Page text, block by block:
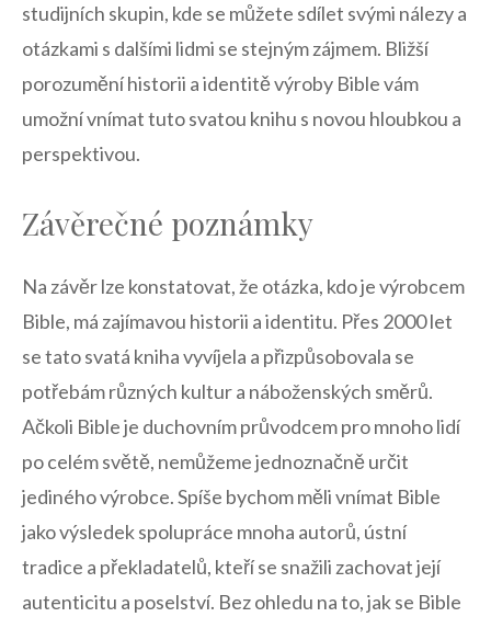
studijních skupin, kde se můžete sdílet svými nálezy‍ a⁤
otázkami s dalšími lidmi se stejným zájmem. Bližší
porozumění ​historii a identitě ⁣výroby Bible vám
umožní vnímat tuto svatou knihu s ⁣novou ⁣hloubkou a
perspektivou.
Závěrečné poznámky
Na závěr lze konstatovat, že otázka, ​kdo je výrobcem
Bible, má zajímavou historii a identitu. Přes 2000 let
se ⁣tato svatá kniha vyvíjela a ​přizpůsobovala ⁢se
potřebám různých kultur a náboženských směrů.
Ačkoli Bible je duchovním průvodcem pro mnoho lidí
po celém ⁢světě, ⁣nemůžeme jednoznačně určit
jediného výrobce. Spíše bychom měli vnímat Bible
jako výsledek ‍spolupráce mnoha autorů, ústní
tradice⁣ a překladatelů, kteří se snažili zachovat její
autenticitu a poselství. Bez ohledu na ‍to,​ jak ⁣se Bible